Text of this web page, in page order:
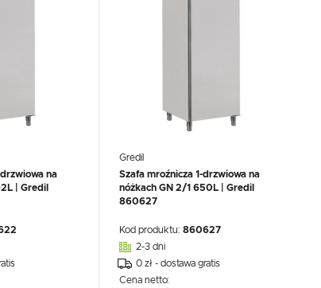
drzwiowa na
| Gredil
Gredil
Szafa mroźnicza 1-drzwiowa na
nóżkach GN 2/1 650L | Gredil
860627
Kod produktu:860627
2-3 dni
0 zł - dostawa gratis
Cena netto: